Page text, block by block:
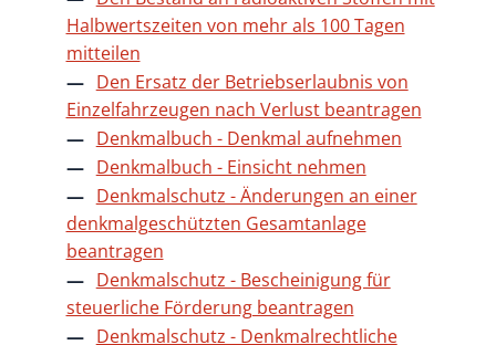
Halbwertszeiten von mehr als 100 Tagen
mitteilen
Den Ersatz der Betriebserlaubnis von
Einzelfahrzeugen nach Verlust beantragen
Denkmalbuch - Denkmal aufnehmen
Denkmalbuch - Einsicht nehmen
Denkmalschutz - Änderungen an einer
denkmalgeschützten Gesamtanlage
beantragen
Denkmalschutz - Bescheinigung für
steuerliche Förderung beantragen
Denkmalschutz - Denkmalrechtliche